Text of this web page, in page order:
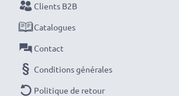
Clients B2B
Catalogues
Contact
Conditions générales
Politique de retour